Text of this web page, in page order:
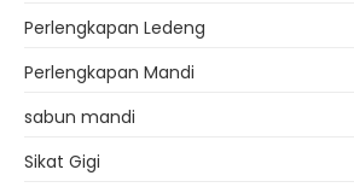
Perlengkapan Ledeng
Perlengkapan Mandi
sabun mandi
Sikat Gigi